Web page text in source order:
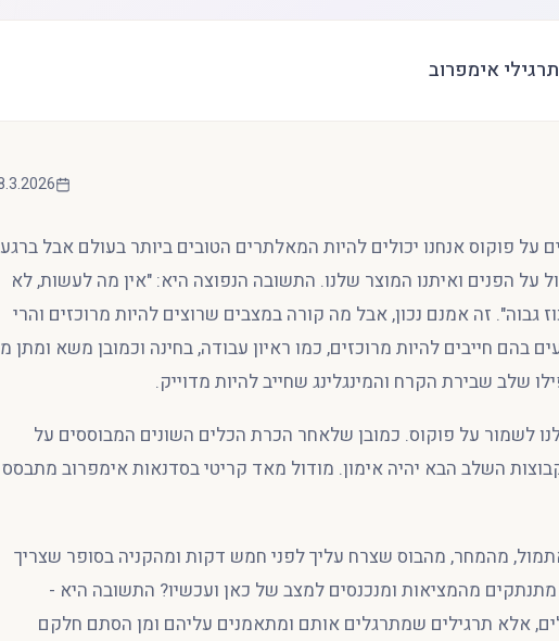
אימפרוב
על פוקוס אנחנו יכולים להיות המאלתרים הטובים ביותר בעולם אבל ברגע
על הפנים ואיתנו המוצר שלנו. התשובה הנפוצה היא: "אין מה לעשות, לא
גבוה". זה אמנם נכון, אבל מה קורה במצבים שרוצים להיות מרוכזים והרי
בהם חייבים להיות מרוכזים, כמו ראיון עבודה, בחינה וכמובן משא ומתן
שלב שבירת הקרח והמינגלינג שחייב להיות מדוייק.
לשמור על פוקוס. כמובן שלאחר הכרת הכלים השונים המבוססים על
השלב הבא יהיה אימון. מודול מאד קריטי בסדנאות אימפרוב מתבסס
מהמחר, מהבוס שצרח עליך לפני חמש דקות ומהקניה בסופר שצריך
מהמציאות ומנכנסים למצב של כאן ועכשיו? התשובה היא -
אלא תרגילים שמתרגלים אותם ומתאמנים עליהם ומן הסתם חלקם